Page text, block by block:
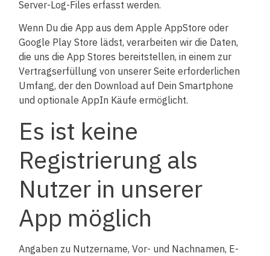
Server-Log-Files erfasst werden.
Wenn Du die App aus dem Apple AppStore oder
Google Play Store lädst, verarbeiten wir die Daten,
die uns die App Stores bereitstellen, in einem zur
Vertragserfüllung von unserer Seite erforderlichen
Umfang, der den Download auf Dein Smartphone
und optionale AppIn Käufe ermöglicht.
Es ist keine
Registrierung als
Nutzer in unserer
App möglich
Angaben zu Nutzername, Vor- und Nachnamen, E-